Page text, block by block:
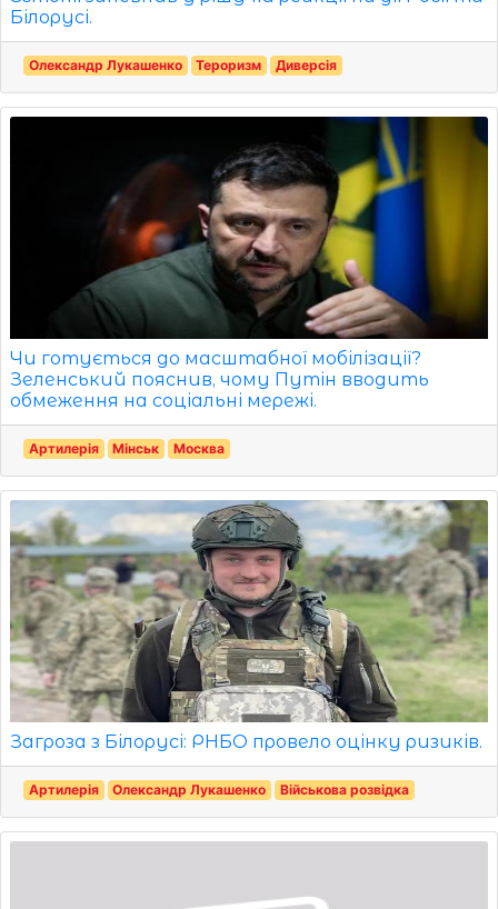
Білорусі.
Олександр Лукашенко Тероризм Диверсія
Чи готується до масштабної мобілізації?
Зеленський пояснив, чому Путін вводить
обмеження на соціальні мережі.
Артилерія Мінськ Москва
Загроза з Білорусі: РНБО провело оцінку ризиків.
Артилерія Олександр Лукашенко Військова розвідка